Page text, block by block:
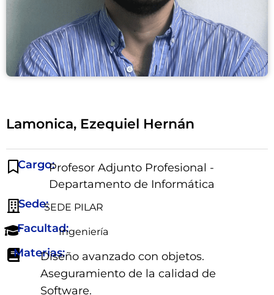
Lamonica, Ezequiel Hernán
Cargo:Profesor Adjunto Profesional -
Departamento de Informática
Sede:SEDE PILAR
Facultad:Ingeniería
Materias:Diseño avanzado con objetos.
Aseguramiento de la calidad de
Software.